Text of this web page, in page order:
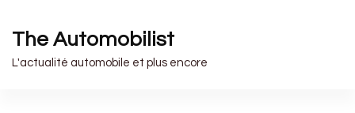
The Automobilist
L'actualité automobile et plus encore